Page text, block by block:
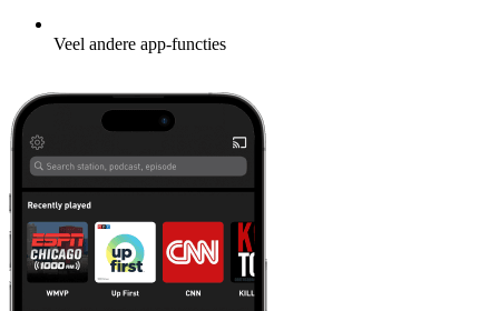
Veel andere app-functies